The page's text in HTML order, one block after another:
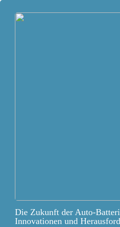
Die Zukunft der Auto-
Innovationen und